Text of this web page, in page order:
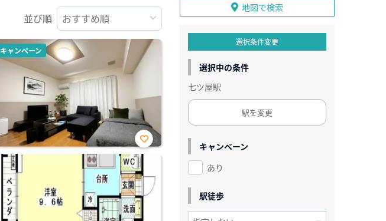
並び順
キャンペーン
お気
に入
り登
録
地図で検索
選択条件変更
選択中の条件
七ツ屋駅
駅を変更
キャンペーン
あり
駅徒歩